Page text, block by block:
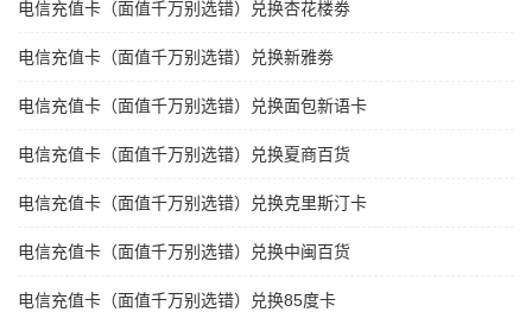
电信充值卡（面值千万别选错）兑换杏花楼劵
电信充值卡（面值千万别选错）兑换新雅劵
电信充值卡（面值千万别选错）兑换面包新语卡
电信充值卡（面值千万别选错）兑换夏商百货
电信充值卡（面值千万别选错）兑换克里斯汀卡
电信充值卡（面值千万别选错）兑换中闽百货
电信充值卡（面值千万别选错）兑换85度卡